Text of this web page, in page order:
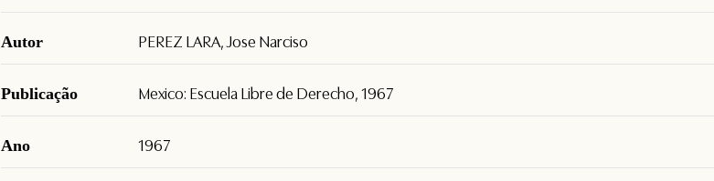
Autor PEREZ LARA, Jose Narciso
Publicação Mexico: Escuela Libre de Derecho, 1967
Ano 1967